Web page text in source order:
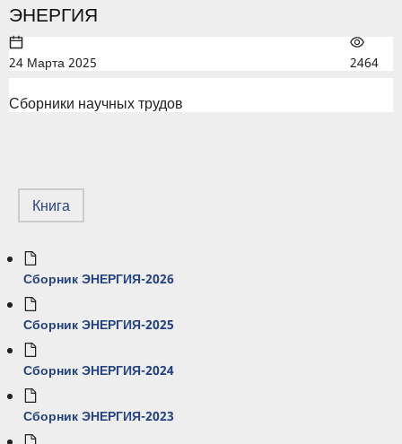
ЭНЕРГИЯ
24 Марта 2025 2464
Сборники научных трудов
Книга
Сборник ЭНЕРГИЯ-2026
Сборник ЭНЕРГИЯ-2025
Сборник ЭНЕРГИЯ-2024
Сборник ЭНЕРГИЯ-2023